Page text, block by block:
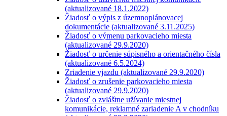
(aktualizované 18.1.2022)
Žiadosť o výpis z územnoplánovacej
dokumentácie (aktualizované 3.11.2025)
Žiadosť o výmenu parkovacieho miesta
(aktualizované 29.9.2020)
Žiadosť o určenie súpisného a orientačného čísla
(aktualizované 6.5.2024)
Zriadenie vjazdu (aktualizované 29.9.2020)
Žiadosť o zrušenie parkovacieho miesta
(aktualizované 29.9.2020)
Žiadosť o zvláštne užívanie miestnej
komunikácie, reklamné zariadenie A v chodníku